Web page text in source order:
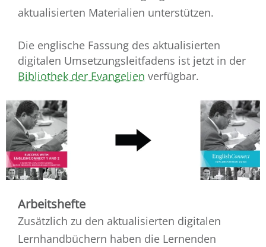
aktualisierten Materialien unterstützen.
Die englische Fassung des aktualisierten
digitalen Umsetzungsleitfadens ist jetzt in der
Bibliothek der Evangelien verfügbar.
Arbeitshefte
Zusätzlich zu den aktualisierten digitalen
Lernhandbüchern haben die Lernenden